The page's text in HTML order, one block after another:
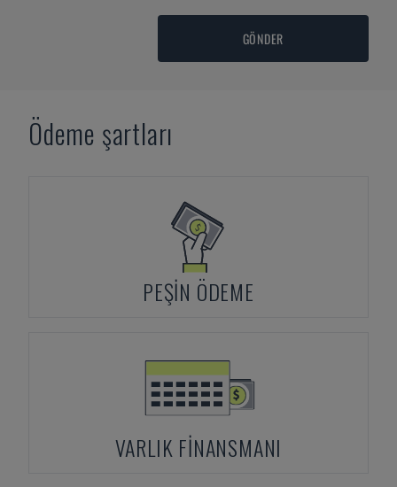
GÖNDER
Ödeme şartları
PEŞIN ÖDEME
VARLIK FINANSMANI